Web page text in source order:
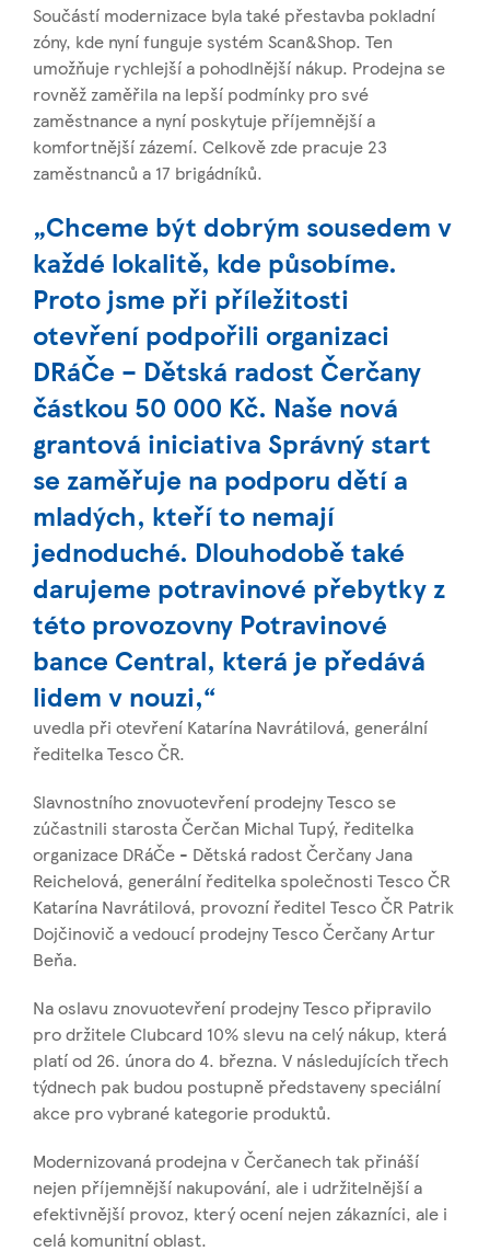
Součástí modernizace byla také přestavba pokladní
zóny, kde nyní funguje systém Scan&Shop. Ten
umožňuje rychlejší a pohodlnější nákup. Prodejna se
rovněž zaměřila na lepší podmínky pro své
zaměstnance a nyní poskytuje příjemnější a
komfortnější zázemí. Celkově zde pracuje 23
zaměstnanců a 17 brigádníků.
„Chceme být dobrým sousedem v
každé lokalitě, kde působíme.
Proto jsme při příležitosti
otevření podpořili organizaci
DRáČe – Dětská radost Čerčany
částkou 50 000 Kč. Naše nová
grantová iniciativa Správný start
se zaměřuje na podporu dětí a
mladých, kteří to nemají
jednoduché. Dlouhodobě také
darujeme potravinové přebytky z
této provozovny Potravinové
bance Central, která je předává
lidem v nouzi,“
uvedla při otevření Katarína Navrátilová, generální
ředitelka Tesco ČR.
Slavnostního znovuotevření prodejny Tesco se
zúčastnili starosta Čerčan Michal Tupý, ředitelka
organizace DRáČe - Dětská radost Čerčany Jana
Reichelová, generální ředitelka společnosti Tesco ČR
Katarína Navrátilová, provozní ředitel Tesco ČR Patrik
Dojčinovič a vedoucí prodejny Tesco Čerčany Artur
Beňa.
Na oslavu znovuotevření prodejny Tesco připravilo
pro držitele Clubcard 10% slevu na celý nákup, která
platí od 26. února do 4. března. V následujících třech
týdnech pak budou postupně představeny speciální
akce pro vybrané kategorie produktů.
Modernizovaná prodejna v Čerčanech tak přináší
nejen příjemnější nakupování, ale i udržitelnější a
efektivnější provoz, který ocení nejen zákazníci, ale i
celá komunitní oblast.